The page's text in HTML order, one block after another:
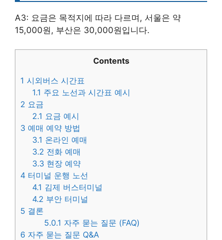
A3: 요금은 목적지에 따라 다르며, 서울은 약
15,000원, 부산은 30,000원입니다.
Contents
1 시외버스 시간표
1.1 주요 노선과 시간표 예시
2 요금
2.1 요금 예시
3 예매 예약 방법
3.1 온라인 예매
3.2 전화 예매
3.3 현장 예약
4 터미널 운행 노선
4.1 김제 버스터미널
4.2 부안 터미널
5 결론
5.0.1 자주 묻는 질문 (FAQ)
6 자주 묻는 질문 Q&A